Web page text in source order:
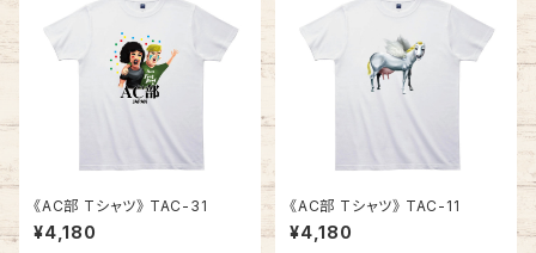
《AC部 Tシャツ》 TAC-31
¥4,180
《AC部 Tシャツ》 TAC-11
¥4,180